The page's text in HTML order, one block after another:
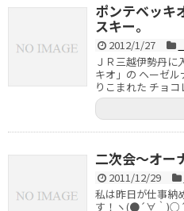
ポンテベッキ
スキー。
2012/1/27
ＪＲ三越伊勢丹に
キオ」の ヘーゼ
りこまれた チョ
二次会～オー
2011/12/29
私は昨日が仕事納
す！ヽ(●´∀｀